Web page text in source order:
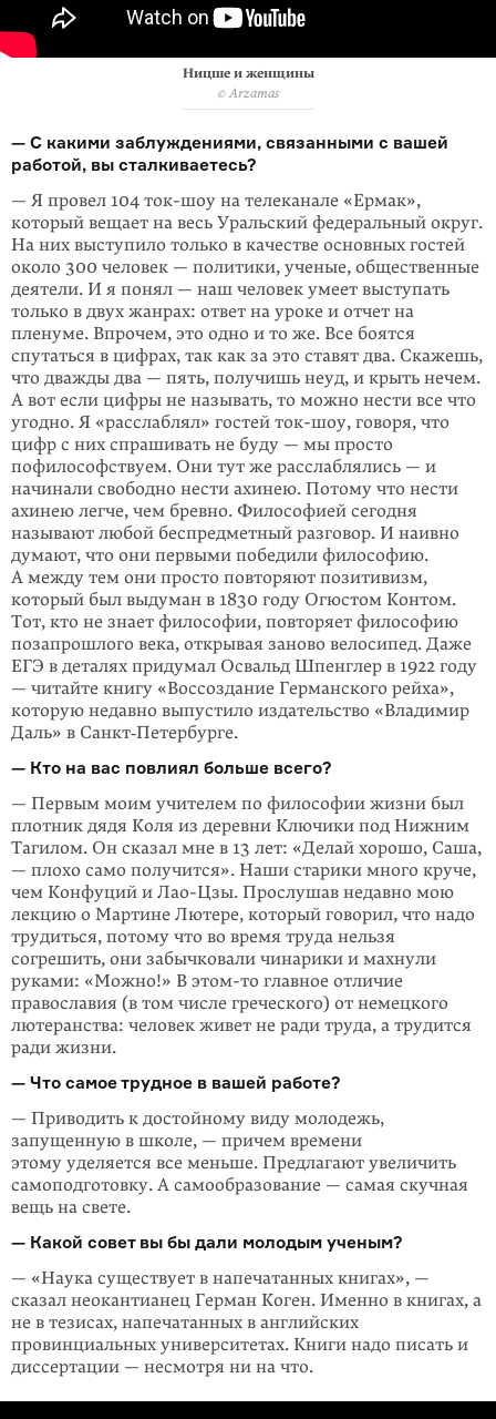
Ницше и женщины
© Arzamas
— С какими заблуждениями, связанными с вашей
работой, вы сталкиваетесь?
— Я провел 104 ток-шоу на телеканале «Ермак»,
который вещает на весь Уральский федеральный округ.
На них выступило только в качестве основных гостей
около 300 человек — политики, ученые, общественные
деятели. И я понял — наш человек умеет выступать
только в двух жанрах: ответ на уроке и отчет на
пленуме. Впрочем, это одно и то же. Все боятся
спутаться в цифрах, так как за это ставят два. Скажешь,
что дважды два — пять, получишь неуд, и крыть нечем.
А вот если цифры не называть, то можно нести все что
угодно. Я «расслаблял» гостей ток-шоу, говоря, что
цифр с них спрашивать не буду — мы просто
пофилософствуем. Они тут же расслаблялись — и
начинали свободно нести ахинею. Потому что нести
ахинею легче, чем бревно. Философией сегодня
называют любой беспредметный разговор. И наивно
думают, что они первыми победили философию.
А между тем они просто повторяют позитивизм,
который был выдуман в 1830 году Огюстом Контом.
Тот, кто не знает философии, повторяет философию
позапрошлого века, открывая заново велосипед. Даже
ЕГЭ в деталях придумал Освальд Шпенглер в 1922 году
— читайте книгу «Воссоздание Германского рейха»,
которую недавно выпустило издательство «Владимир
Даль» в Санкт‑Петербурге.
— Кто на вас повлиял больше всего?
— Первым моим учителем по философии жизни был
плотник дядя Коля из деревни Ключики под Нижним
Тагилом. Он сказал мне в 13 лет: «Делай хорошо, Саша,
— плохо само получится». Наши старики много круче,
чем Конфуций и Лао-Цзы. Прослушав недавно мою
лекцию о Мартине Лютере, который говорил, что надо
трудиться, потому что во время труда нельзя
согрешить, они забычковали чинарики и махнули
руками: «Можно!» В этом-то главное отличие
православия (в том числе греческого) от немецкого
лютеранства: человек живет не ради труда, а трудится
ради жизни.
— Что самое трудное в вашей работе?
— Приводить к достойному виду молодежь,
запущенную в школе, — причем времени
этому уделяется все меньше. Предлагают увеличить
самоподготовку. А самообразование — самая скучная
вещь на свете.
— Какой совет вы бы дали молодым ученым?
— «Наука существует в напечатанных книгах», —
сказал неокантианец Герман Коген. Именно в книгах, а
не в тезисах, напечатанных в английских
провинциальных университетах. Книги надо писать и
диссертации — несмотря ни на что.